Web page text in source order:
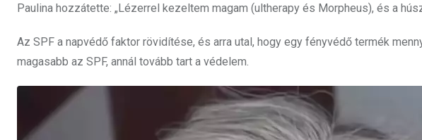
Paulina hozzátette: „Lézerrel kezeltem magam (ultherapy és Morpheus), és a
Az SPF a napvédő faktor rövidítése, és arra utal, hogy egy fényvédő termék
magasabb az SPF, annál tovább tart a védelem.